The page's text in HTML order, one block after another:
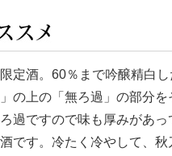
定酒。60％まで吟醸精白
の上の「無ろ過」の部分
過ですので味も厚みがあ
です。冷たく冷やして、